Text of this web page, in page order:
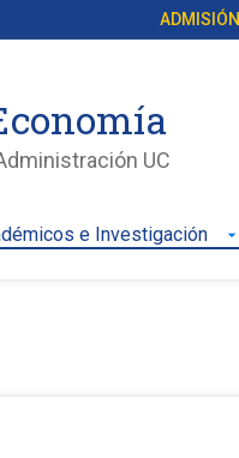
ADMISIÓN
UC
e Investigación arrow_drop_down